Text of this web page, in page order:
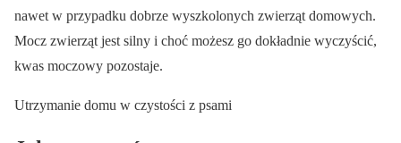
nawet w przypadku dobrze wyszkolonych zwierząt domowych.
Mocz zwierząt jest silny i choć możesz go dokładnie wyczyścić,
kwas moczowy pozostaje.
Utrzymanie domu w czystości z psami